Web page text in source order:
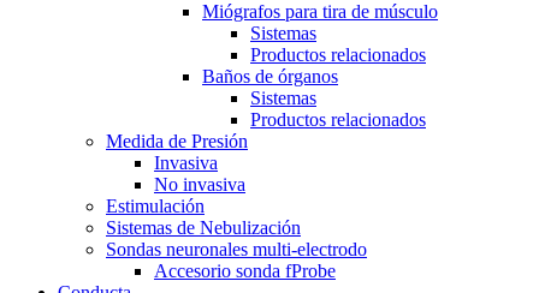
Miógrafos para tira de músculo
Sistemas
Productos relacionados
Baños de órganos
Sistemas
Productos relacionados
Medida de Presión
Invasiva
No invasiva
Estimulación
Sistemas de Nebulización
Sondas neuronales multi-electrodo
Accesorio sonda fProbe